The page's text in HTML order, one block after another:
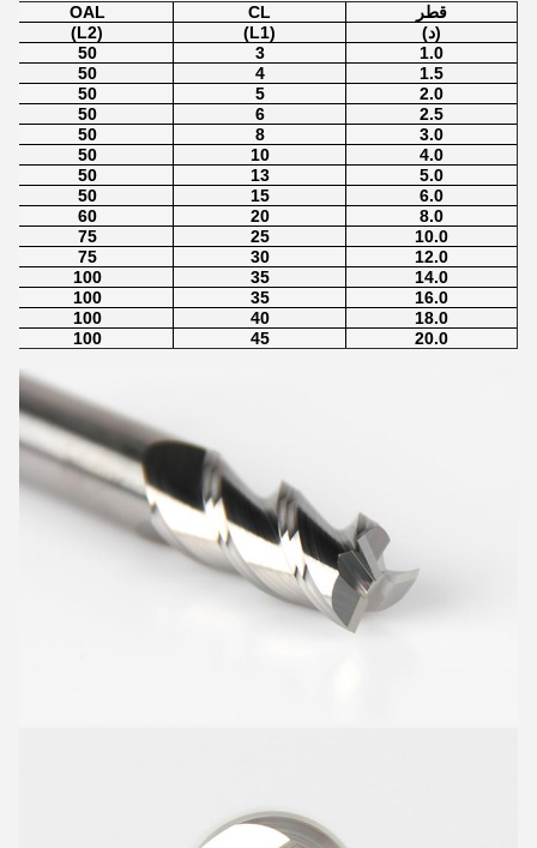
قطر CL
OAL
(د)
(L1)
(L2)
1.0
3
50
1.5
4
50
2.0
5
50
2.5
6
50
3.0
8
50
4.0
10
50
5.0
13
50
6.0
15
50
8.0
20
60
10.0
25
75
12.0
30
75
14.0
35
100
16.0
35
100
18.0
40
100
20.0
45
100